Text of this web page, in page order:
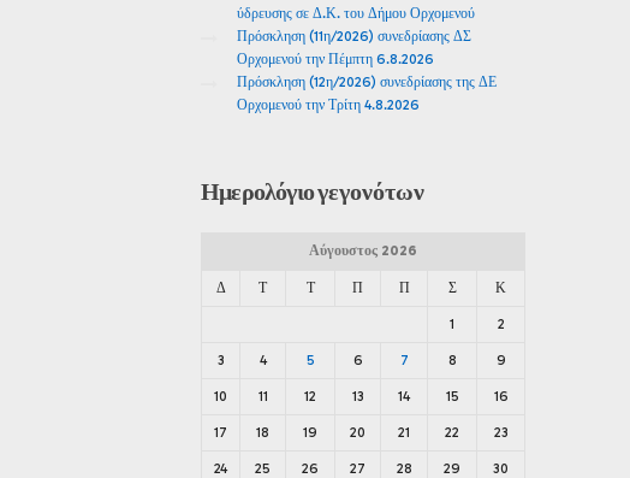
ύδρευσης σε Δ.Κ. του Δήμου Ορχομενού
Πρόσκληση (11η/2026) συνεδρίασης ΔΣ
Ορχομενού την Πέμπτη 6.8.2026
Πρόσκληση (12η/2026) συνεδρίασης της ΔΕ
Ορχομενού την Τρίτη 4.8.2026
Ημερολόγιογεγονότων
Αύγουστος 2026
Δ Τ Τ Π Π Σ Κ
1 2
3 4 5 6 7 8 9
10 11 12 13 14 15 16
17 18 19 20 21 22 23
24 25 26 27 28 29 30